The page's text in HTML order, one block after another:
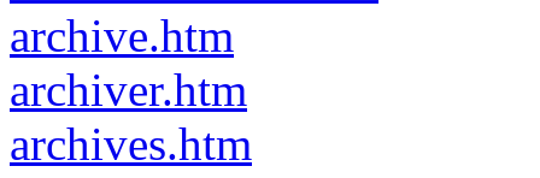
archive.htm
archiver.htm
archives.htm